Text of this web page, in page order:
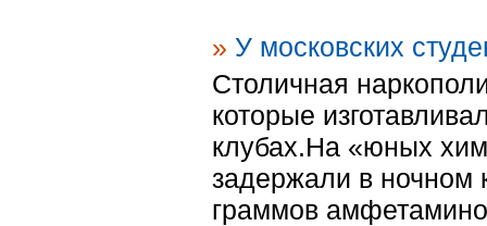
» У московских
Столичная
которые
клубах.На «юных
задержали в ночном
граммов